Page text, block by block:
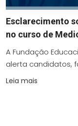
Esclarecimento
no curso de
A Fundação
alerta candidatos,
Leia mais